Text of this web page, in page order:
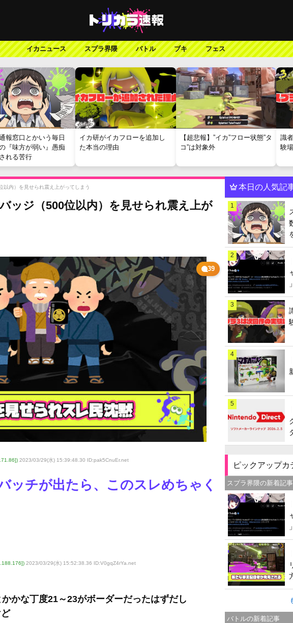
イカニュース スプラ界隈 バトル ブキ フェス
報窓口とかいう毎日
『味方が弱い』愚痴
れる苦行
イカ研がイカフローを追加し
た本当の理由
【超悲報】”イカ”フロー状態”タ
コ”は対象外
識
験場
以内）を見せられ震え上がってしまう
ッジ（500位以内）を見せられ震え上が
39
2023/03/29(水) 15:39:48.30 ID:pak5CnuEr.net
ッチが出たら、このスレめちゃく
2023/03/29(水) 15:52:38.36 ID:V0gqZ4rYa .net
かな丁度21～23がボーダーだったはずだし
本日の人気記
1
2
3
4
5
ピックアップカ
スプラ界隈の新着記事
バトルの新着記事